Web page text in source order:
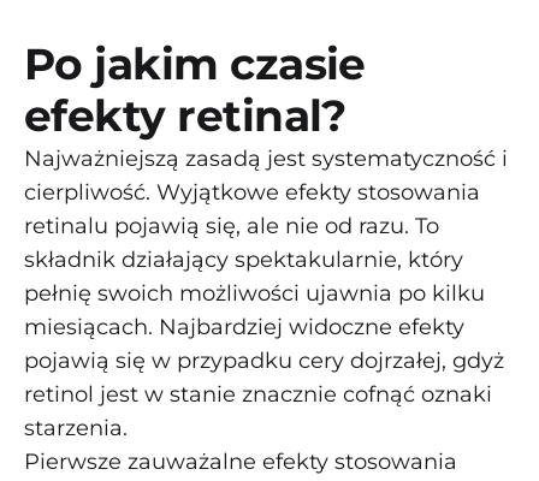
Po jakim czasie
efekty retinal?
Najważniejszą zasadą jest systematyczność i
cierpliwość. Wyjątkowe efekty stosowania
retinalu pojawią się, ale nie od razu. To
składnik działający spektakularnie, który
pełnię swoich możliwości ujawnia po kilku
miesiącach. Najbardziej widoczne efekty
pojawią się w przypadku cery dojrzałej, gdyż
retinol jest w stanie znacznie cofnąć oznaki
starzenia.
Pierwsze zauważalne efekty stosowania